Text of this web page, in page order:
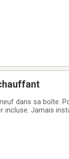
dans sa boîte.
incluse. Jamais